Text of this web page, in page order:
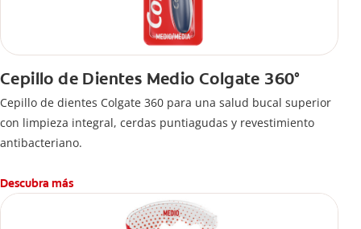
Cepillo de Dientes Medio Colgate 360°
Cepillo de dientes Colgate 360 ​​para una salud bucal superior
con limpieza integral, cerdas puntiagudas y revestimiento
antibacteriano.
Descubra más